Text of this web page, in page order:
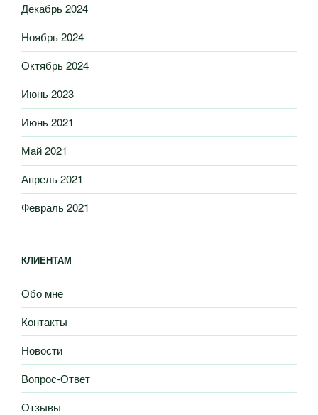
Декабрь 2024
Ноябрь 2024
Октябрь 2024
Июнь 2023
Июнь 2021
Май 2021
Апрель 2021
Февраль 2021
КЛИЕНТАМ
Обо мне
Контакты
Новости
Вопрос-Ответ
Отзывы